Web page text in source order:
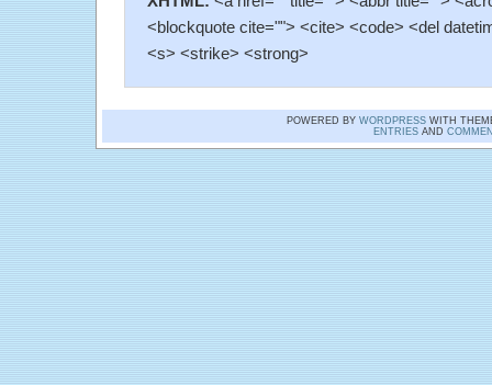
<blockquote cite=""> <cite> <code> <del
<s> <strike> <strong>
POWERED BY WORDPRESS WITH
ENTRIESAND